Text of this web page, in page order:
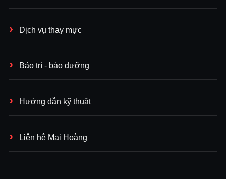
Dịch vụ thay mực
Bảo trì - bảo dưỡng
Hướng dẫn kỹ thuật
Liên hệ Mai Hoàng